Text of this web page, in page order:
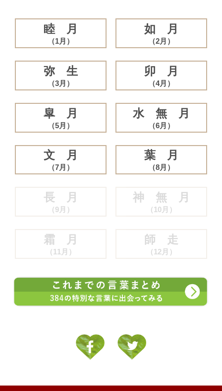
睦 月
（1月）
如 月
（2月）
弥 生
（3月）
卯 月
（4月）
皐 月
（5月）
水 無 月
（6月）
文 月
（7月）
葉 月
（8月）
長 月
（9月）
神 無 月
（10月）
霜 月
（11月）
師 走
（12月）